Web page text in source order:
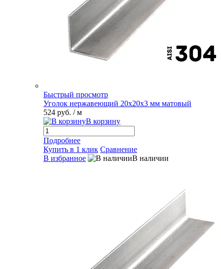
Быстрый просмотр
Уголок нержавеющий 20х20х3 мм матовый
524 руб. / м
В корзину
Подробнее
Купить в 1 клик Сравнение
В избранное
В наличии